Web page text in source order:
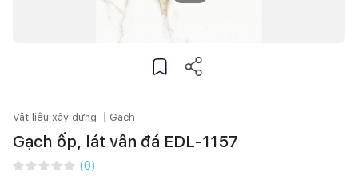
Vật liệu xây dựng Gạch
Gạch ốp, lát vân đá EDL-1157
(0)